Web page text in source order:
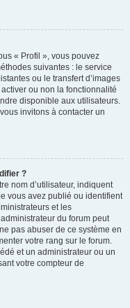
« Profil », vous pouvez
suivantes : le service
ou le transfert d’images
ou non la fonctionnalité
disponible aux utilisateurs.
invitons à contacter un
?
nom d’utilisateur, indiquent
vous avez publié ou identifient
et les
du forum peut
pas abuser de ce système en
votre rang sur le forum.
et un administrateur ou un
votre compteur de